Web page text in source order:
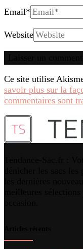
Email*
Website
Ce site utilise
savoir plus sur la
commentaires sont